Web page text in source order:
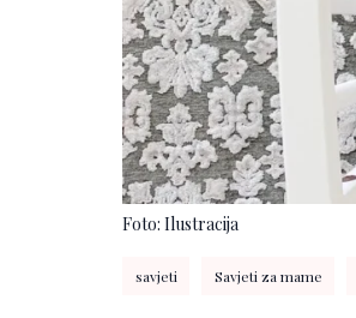
Foto: Ilustracija
savjeti Savjeti za mame